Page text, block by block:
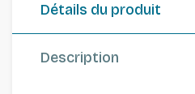
Détails du produit
Description